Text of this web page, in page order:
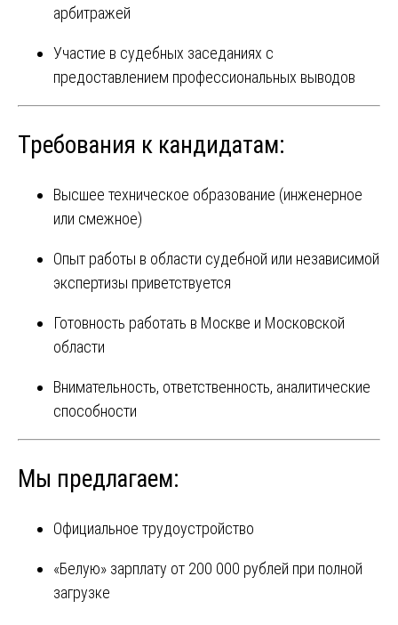
арбитражей
Участие в судебных заседаниях с
предоставлением профессиональных выводов
Требования к кандидатам:
Высшее техническое образование (инженерное
или смежное)
Опыт работы в области судебной или независимой
экспертизы приветствуется
Готовность работать в Москве и Московской
области
Внимательность, ответственность, аналитические
способности
Мы предлагаем:
Официальное трудоустройство
«Белую» зарплату от 200 000 рублей при полной
загрузке